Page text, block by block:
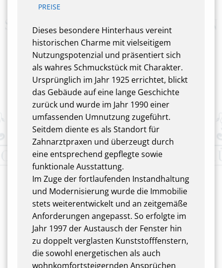
PREISE
Dieses besondere Hinterhaus vereint
historischen Charme mit vielseitigem
Nutzungspotenzial und präsentiert sich
als wahres Schmuckstück mit Charakter.
Ursprünglich im Jahr 1925 errichtet, blickt
das Gebäude auf eine lange Geschichte
zurück und wurde im Jahr 1990 einer
umfassenden Umnutzung zugeführt.
Seitdem diente es als Standort für
Zahnarztpraxen und überzeugt durch
eine entsprechend gepflegte sowie
funktionale Ausstattung.
Im Zuge der fortlaufenden Instandhaltung
und Modernisierung wurde die Immobilie
stets weiterentwickelt und an zeitgemäße
Anforderungen angepasst. So erfolgte im
Jahr 1997 der Austausch der Fenster hin
zu doppelt verglasten Kunststofffenstern,
die sowohl energetischen als auch
wohnkomfortsteigernden Ansprüchen